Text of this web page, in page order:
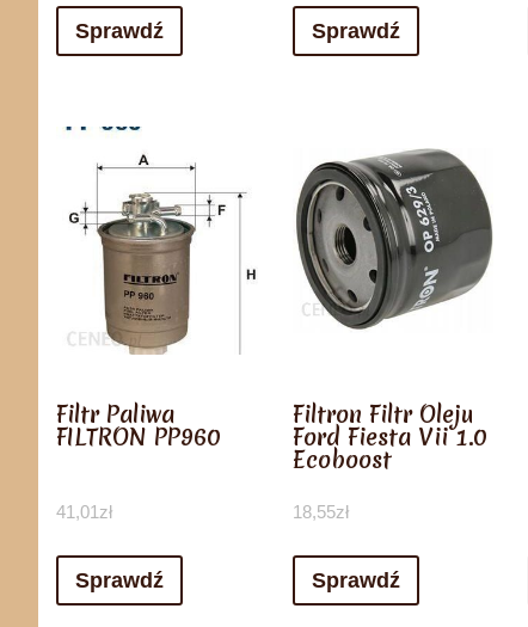
Sprawdź Sprawdź
Filtr Paliwa
FILTRON PP960
41,01 zł
Sprawdź
Filtron Filtr Oleju
Ford Fiesta Vii 1.0
Ecoboost
18,55zł
Sprawdź